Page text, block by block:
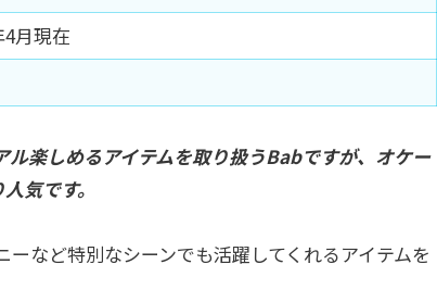
月現在
楽しめるアイテムを取り扱うBabですが、オケー
気です。
など特別なシーンでも活躍してくれるアイテムを